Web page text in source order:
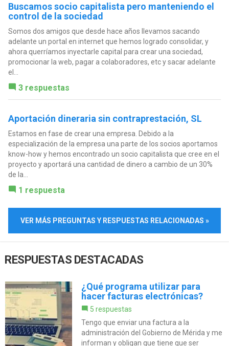
Buscamos socio capitalista pero manteniendo el
control de la sociedad
Somos dos amigos que desde hace años llevamos sacando
adelante un portal en internet que hemos logrado consolidar, y
ahora querríamos inyectarle capital para crear una sociedad,
promocionar la web, pagar a colaboradores, etc y sacar adelante
el...
3 respuestas
Aportación dineraria sin contraprestación, SL
Estamos en fase de crear una empresa. Debido a la
especialización de la empresa una parte de los socios aportamos
know-how y hemos encontrado un socio capitalista que cree en el
proyecto y aportará una cantidad de dinero a cambio de un 30%
de la...
1 respuesta
VER MÁS PREGUNTAS Y RESPUESTAS RELACIONADAS »
RESPUESTAS DESTACADAS
¿Qué programa utilizar para
hacer facturas electrónicas?
5 respuestas
Tengo que enviar una factura a la
administración del Gobierno de Mérida y me
informan y obligan que tiene que ser